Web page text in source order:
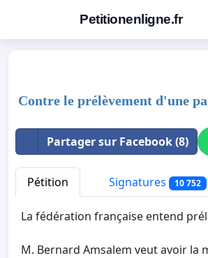
Petitionenligne.fr
Contre le prélèvement d'une
Partager sur Facebook (8)
Pétition Signatures 10 752
La fédération française entend
M. Bernard Amsalem veut avoir la